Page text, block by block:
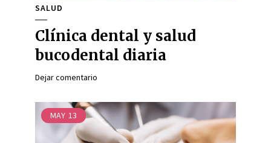
SALUD
Clínica dental y salud
bucodental diaria
Dejar comentario
MAY 13